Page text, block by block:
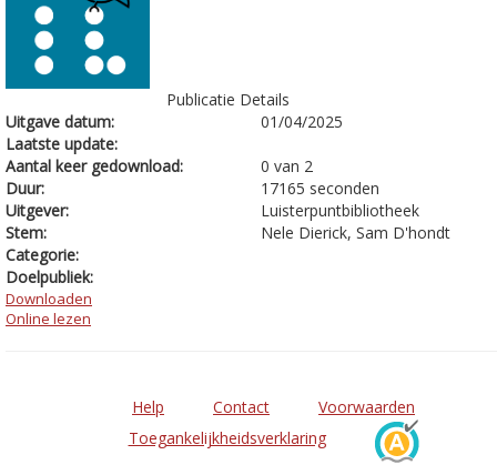
Publicatie Details
Uitgave datum:
01/04/2025
Laatste update:
Aantal keer gedownload:
0 van 2
Duur:
17165 seconden
Uitgever:
Luisterpuntbibliotheek
Stem:
Nele Dierick, Sam D'hondt
Categorie:
Doelpubliek:
Downloaden
Online lezen
Help Contact
Voorwaarden
Toegankelijkheidsverklaring